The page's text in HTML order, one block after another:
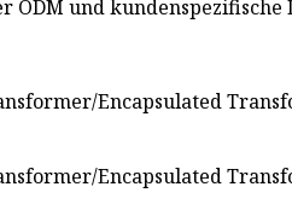
und kundenspezifische